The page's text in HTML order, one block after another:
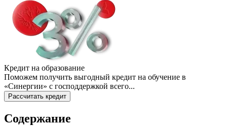
Кредит на образование
Поможем получить выгодный кредит на обучение в
«Синергии» с господдержкой всего...
Рассчитать кредит
Содержание